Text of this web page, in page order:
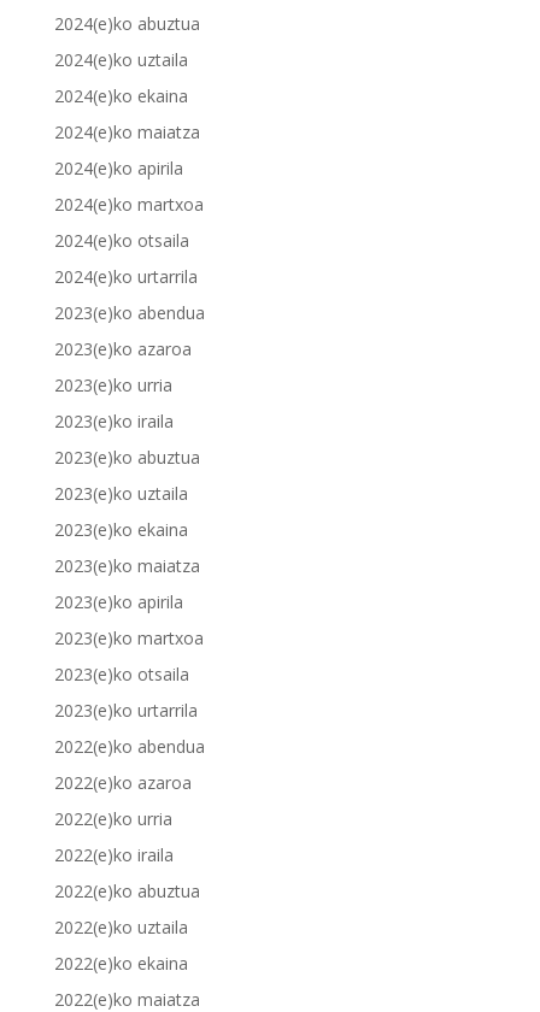
2024(e)ko abuztua
2024(e)ko uztaila
2024(e)ko ekaina
2024(e)ko maiatza
2024(e)ko apirila
2024(e)ko martxoa
2024(e)ko otsaila
2024(e)ko urtarrila
2023(e)ko abendua
2023(e)ko azaroa
2023(e)ko urria
2023(e)ko iraila
2023(e)ko abuztua
2023(e)ko uztaila
2023(e)ko ekaina
2023(e)ko maiatza
2023(e)ko apirila
2023(e)ko martxoa
2023(e)ko otsaila
2023(e)ko urtarrila
2022(e)ko abendua
2022(e)ko azaroa
2022(e)ko urria
2022(e)ko iraila
2022(e)ko abuztua
2022(e)ko uztaila
2022(e)ko ekaina
2022(e)ko maiatza